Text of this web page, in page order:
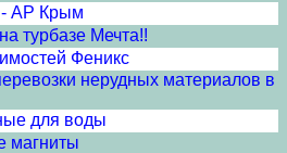
- АР Крым
турбазе Мечта!!
Феникс
нерудных материалов в
для воды
магниты